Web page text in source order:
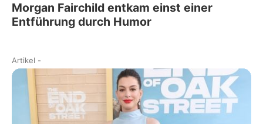
Morgan Fairchild entkam einst einer
Entführung durch Humor
Artikel -